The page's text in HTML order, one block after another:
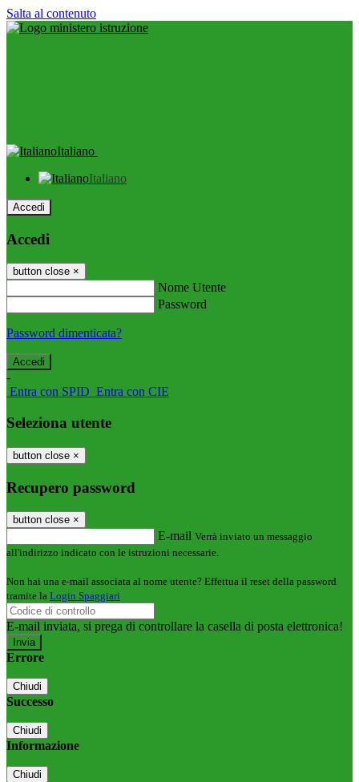
Salta al contenuto
Italiano
Italiano
Accedi
Accedi
button close ×
Nome Utente
Password
Password dimenticata?
-
Entra con SPID Entra con CIE
Seleziona utente
button close ×
Recupero password
button close ×
E-mail Verrà inviato un messaggio
all'indirizzo indicato con le istruzioni necessarie.
Non hai una e-mail associata al nome utente? Effettua il reset della password
tramite la Login Spaggiari
E-mail inviata, si prega di controllare la casella di posta elettronica!
Errore
Chiudi
Successo
Chiudi
Informazione
Chiudi